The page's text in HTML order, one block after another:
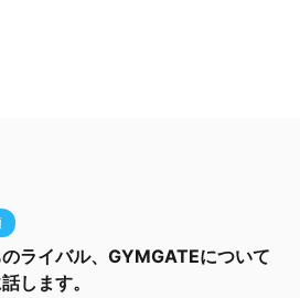
ライバル、GYMGATEについて
します。